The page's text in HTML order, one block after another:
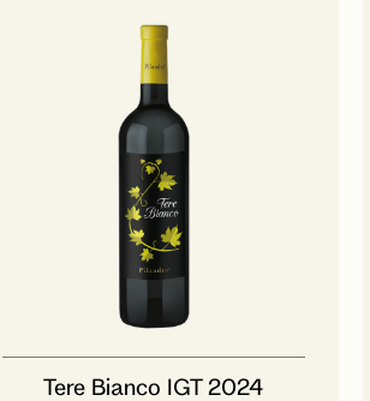
Tere Bianco IGT 2024